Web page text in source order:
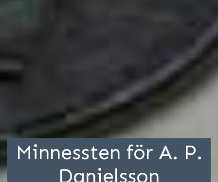
Minnessten för A. P.
Danielsson